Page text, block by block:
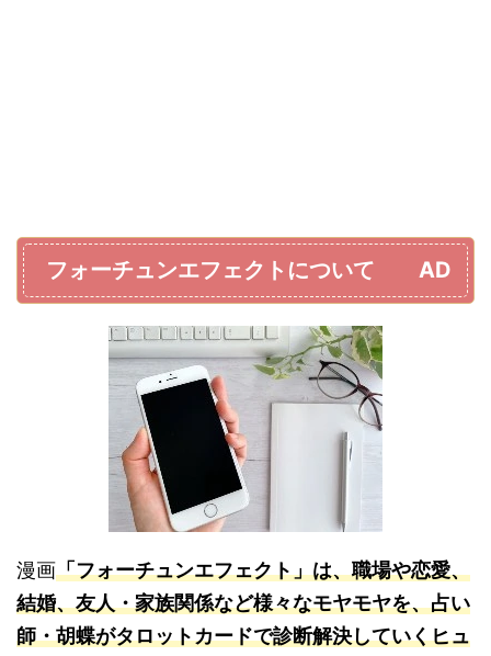
フォーチュンエフェクトについて AD
漫画「フォーチュンエフェクト」は、職場や恋愛、
結婚、友人・家族関係など様々なモヤモヤを、占い
師・胡蝶がタロットカードで診断解決していくヒュ